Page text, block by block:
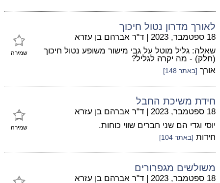
לאורך מדרון נטול חיכוך
שמירה
18 ספטמבר, 2023 | ד"ר אברהם בן עזרא
שאלה: גליל מוטל על גבי מישור משופע נטול חיכוך
(חלק) - מה יקרה לגליל?
אורך [באתר 148]
חידת משיכת החבל
שמירה
18 ספטמבר, 2023 | ד"ר אברהם בן עזרא
יוסי וגדי הם שני חברים שווי כוחות.
חידות [באתר 104]
משולשים מגפרורים
18 ספטמבר, 2023 | ד"ר אברהם בן עזרא